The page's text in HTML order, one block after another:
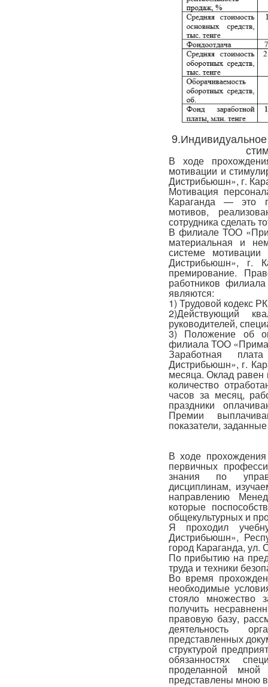
В ходе
мотивации и
Дистрибьюшн», г.
Мотивация
Караганда — это
мотивов,
сотрудника сделать
В филиале ТОО
материальная и
системе
Дистрибьюшн», г.
премирование.
работников
являются:
1) Трудовой кодекс
2)Действующий
руководителей,
3) Положение об
филиала ТОО «Прима
Заработная
Дистрибьюшн», г.
месяца. Оклад равен
количество
часов за месяц,
праздники
Премии
показатели,
В ходе
первичных
знания по
дисциплинам,
направлению
которые
общекультурных и
Я проходил
Дистрибьюшн»,
город Караганда, ул.
По прибытию на
труда и техники
Во время
необходимые
стояло множество
получить
правовую базу,
деятельность
представленных
структурой
обязанностях
проделанной
представлены мною